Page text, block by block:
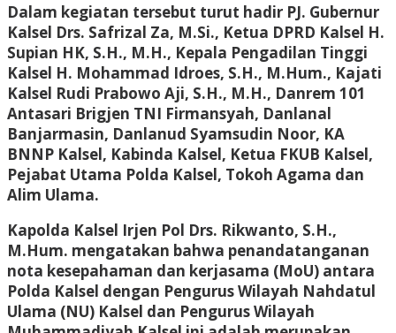
Dalam kegiatan tersebut turut hadir PJ. Gubernur
Kalsel Drs. Safrizal Za, M.Si., Ketua DPRD Kalsel H.
Supian HK, S.H., M.H., Kepala Pengadilan Tinggi
Kalsel H. Mohammad Idroes, S.H., M.Hum., Kajati
Kalsel Rudi Prabowo Aji, S.H., M.H., Danrem 101
Antasari Brigjen TNI Firmansyah, Danlanal
Banjarmasin, Danlanud Syamsudin Noor, KA
BNNP Kalsel, Kabinda Kalsel, Ketua FKUB Kalsel,
Pejabat Utama Polda Kalsel, Tokoh Agama dan
Alim Ulama.
Kapolda Kalsel Irjen Pol Drs. Rikwanto, S.H.,
M.Hum. mengatakan bahwa penandatanganan
nota kesepahaman dan kerjasama (MoU) antara
Polda Kalsel dengan Pengurus Wilayah Nahdatul
Ulama (NU) Kalsel dan Pengurus Wilayah